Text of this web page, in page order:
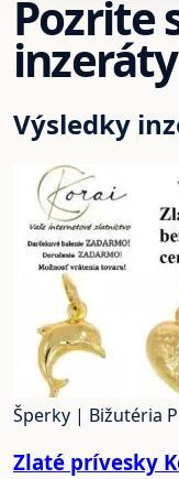
Pozrite
inzeráty
Výsledky
Šperky | Bižutéria
Zlaté prívesky